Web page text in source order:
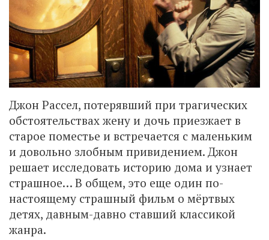
Джон Рассел, потерявший при трагических
обстоятельствах жену и дочь приезжает в
старое поместье и встречается с маленьким
и довольно злобным привидением. Джон
решает исследовать историю дома и узнает
страшное… В общем, это еще один по-
настоящему страшный фильм о мёртвых
детях, давным-давно ставший классикой
жанра.